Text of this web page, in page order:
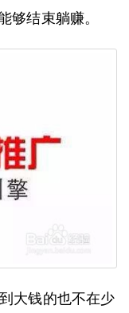
够结束躺赚。
大钱的也不在少